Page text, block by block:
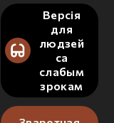
Версія
для
людзей
са
слабым
зрокам